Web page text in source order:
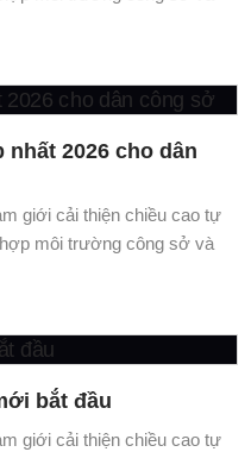
bắt đầu
giới cải thiện chiều cao tự
môi trường công sở và
môi trường công sở và